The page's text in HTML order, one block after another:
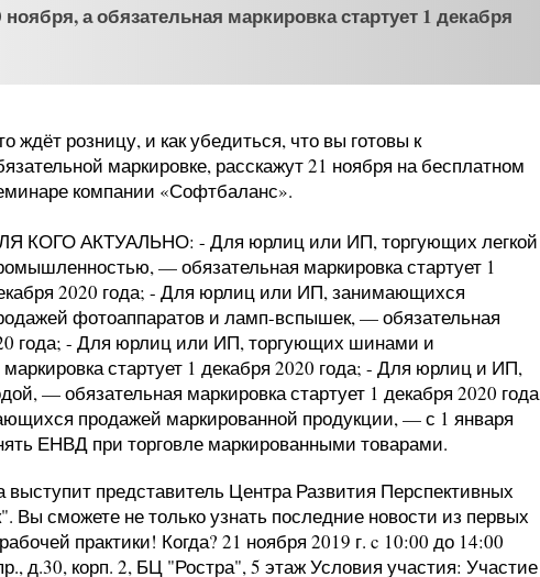
а обязательная маркировка стартует 1 декабря
ждёт розницу, и как убедиться, что вы готовы к
маркировке, расскажут 21 ноября на бесплатном
компании «Софтбаланс».
КОГО АКТУАЛЬНО: - Для юрлиц или ИП, торгующих легкой
— обязательная маркировка стартует 1
2020 года; - Для юрлиц или ИП, занимающихся
фотоаппаратов и ламп-вспышек, — обязательная
года; - Для юрлиц или ИП, торгующих шинами и
стартует 1 декабря 2020 года; - Для юрлиц и ИП,
— обязательная маркировка стартует 1 декабря 2020 года
продажей маркированной продукции, — с 1 января
ЕНВД при торговле маркированными товарами.
выступит представитель Центра Развития Перспективных
сможете не только узнать последние новости из первых
практики! Когда? 21 ноября 2019 г. c 10:00 до 14:00
д.30, корп. 2, БЦ "Ростра", 5 этаж Условия участия: Участие